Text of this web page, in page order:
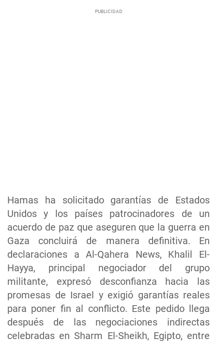
Hamas ha solicitado garantías de Estados
Unidos y los países patrocinadores de un
acuerdo de paz que aseguren que la guerra en
Gaza concluirá de manera definitiva. En
declaraciones a Al-Qahera News, Khalil El-
Hayya, principal negociador del grupo
militante, expresó desconfianza hacia las
promesas de Israel y exigió garantías reales
para poner fin al conflicto. Este pedido llega
después de las negociaciones indirectas
celebradas en Sharm El-Sheikh, Egipto, entre